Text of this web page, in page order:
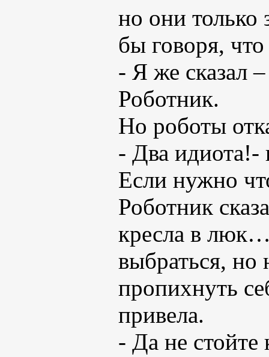
но они только
бы говоря, что
- Я же сказал
Роботник.
Но роботы
- Два идиота!-
Если нужно
Роботник
кресла в
выбраться, но
пропихнуть
привела.
- Да не стойте